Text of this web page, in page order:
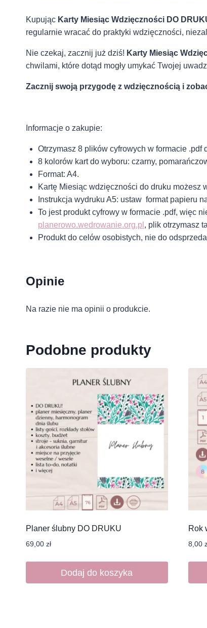
Kupując Karty Miesiąc Wdzięczności DO
regularnie wracać do praktyki wdzięczności,
Nie czekaj, zacznij już dziś! Karty Miesiąc
chwilami, które dotąd mogły umykać Twojej
Zacznij swoją przygodę z wdzięcznością i
Informacje o zakupie:
Otrzymasz 8 plików cyfrowych w formacie .pdf
8 kolorów kart do wyboru: czarny,
Format: A4.
Kartę Miesiąc wdzięczności do druku możesz
Instrukcja wydruku A5: ustaw format papieru
To jest produkt cyfrowy w formacie .pdf, więc
planerowo.wedrowanie.org.pl , plik otrzymasz
Produkt do celów osobistych, nie do
Opinie
Na razie nie ma opinii o produkcie.
Podobne produkty
Planer ślubny DO DRUKU
69,00 zł
Dodaj do koszyka
Rok
8,00